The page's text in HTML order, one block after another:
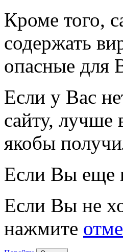
Кроме того,
содержать
опасные для
Если у Вас
сайту, лучше
якобы
Если Вы еще
Если Вы не
нажмите